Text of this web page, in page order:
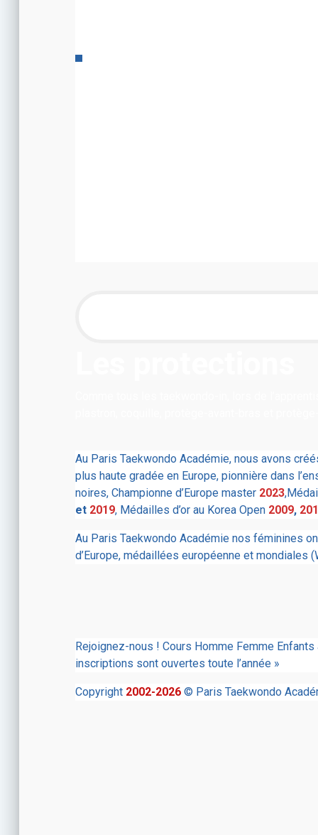
Au Paris Taekwondo Académie, nous avons
plus haute gradée en Europe, pionnière dans
noires, Championne d’Europe master 2023
et 2019, Médailles d’or au Korea Open 2009,
Au Paris Taekwondo Académie nos féminines
d’Europe, médaillées européenne et mondiales
Rejoignez-nous ! Cours Homme Femme
inscriptions sont ouvertes toute l’année »
Copyright 2002-2026 © Paris Taekwondo